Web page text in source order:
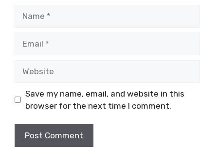
Save my name, email, and website in this
browser for the next time I comment.